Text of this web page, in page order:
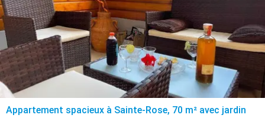
Appartement spacieux à Sainte-Rose, 70 m² avec jardin